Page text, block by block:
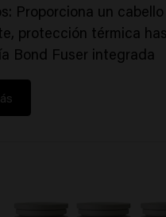
Proporciona un
protección térmica
Bond Fuser integrada